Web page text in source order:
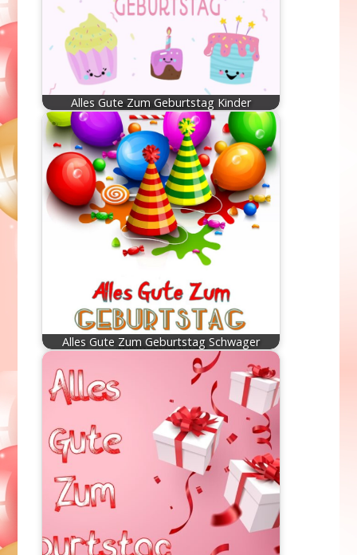
Alles Gute Zum Geburtstag Kinder
Alles Gute Zum Geburtstag Schwager